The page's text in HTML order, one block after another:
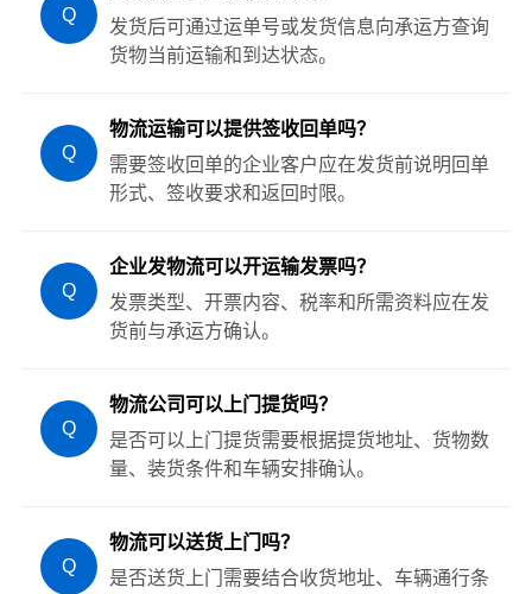
Q
发货后可通过运单号或发货信息向承运方查询
货物当前运输和到达状态。
Q
物流运输可以提供签收回单吗？
需要签收回单的企业客户应在发货前说明回单
形式、签收要求和返回时限。
Q
企业发物流可以开运输发票吗？
发票类型、开票内容、税率和所需资料应在发
货前与承运方确认。
Q
物流公司可以上门提货吗？
是否可以上门提货需要根据提货地址、货物数
量、装货条件和车辆安排确认。
Q
物流可以送货上门吗？
是否送货上门需要结合收货地址、车辆通行条